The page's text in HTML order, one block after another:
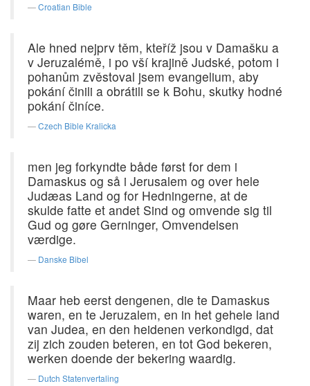
Croatian Bible
Ale hned nejprv těm, kteříž jsou v Damašku a
v Jeruzalémě, i po vší krajině Judské, potom i
pohanům zvěstoval jsem evangelium, aby
pokání činili a obrátili se k Bohu, skutky hodné
pokání činíce.
Czech Bible Kralicka
men jeg forkyndte både først for dem i
Damaskus og så i Jerusalem og over hele
Judæas Land og for Hedningerne, at de
skulde fatte et andet Sind og omvende sig til
Gud og gøre Gerninger, Omvendelsen
værdige.
Danske Bibel
Maar heb eerst dengenen, die te Damaskus
waren, en te Jeruzalem, en in het gehele land
van Judea, en den heidenen verkondigd, dat
zij zich zouden beteren, en tot God bekeren,
werken doende der bekering waardig.
Dutch Statenvertaling